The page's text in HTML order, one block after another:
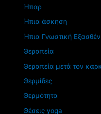
Ήπαρ
Ήπια άσκηση
Ήπια Γνωστική
Θεραπεία
Θεραπεία μετά τον
Θερμίδες
Θερμότητα
Θέσεις yoga